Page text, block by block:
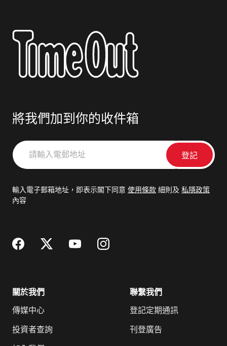
將我們加到你的收件箱
請
輸
郵
輸入電子郵箱地址，即表示閣下同意 使用條款 細則及 私隱政策
內容
關於我們
傳媒中心
投資者查詢
聯繫我們
登記定期通訊
刊登廣告